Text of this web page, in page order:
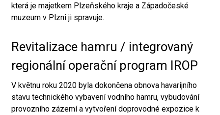
která je majetkem Plzeňského kraje a Západočeské
muzeum v Plzni ji spravuje.
Revitalizace hamru / integrovaný
regionální operační program IROP
V květnu roku 2020 byla dokončena obnova havarijního
stavu technického vybavení vodního hamru, vybudování
provozního zázemí a vytvoření doprovodné expozice k